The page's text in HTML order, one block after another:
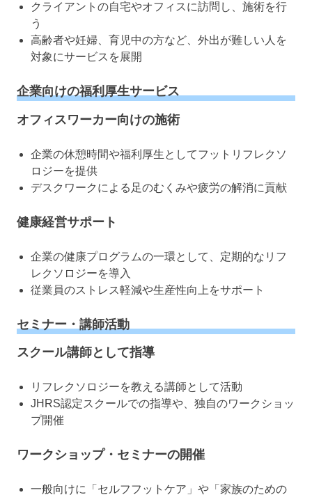
クライアントの自宅やオフィスに訪問し、施術を行
う
高齢者や妊婦、育児中の方など、外出が難しい人を
対象にサービスを展開
企業向けの福利厚生サービス
オフィスワーカー向けの施術
企業の休憩時間や福利厚生としてフットリフレクソ
ロジーを提供
デスクワークによる足のむくみや疲労の解消に貢献
健康経営サポート
企業の健康プログラムの一環として、定期的なリフ
レクソロジーを導入
従業員のストレス軽減や生産性向上をサポート
セミナー・講師活動
スクール講師として指導
リフレクソロジーを教える講師として活動
JHRS認定スクールでの指導や、独自のワークショッ
プ開催
ワークショップ・セミナーの開催
一般向けに「セルフフットケア」や「家族のための